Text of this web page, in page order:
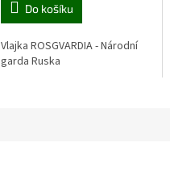
Do košíku
Vlajka ROSGVARDIA - Národní
garda Ruska